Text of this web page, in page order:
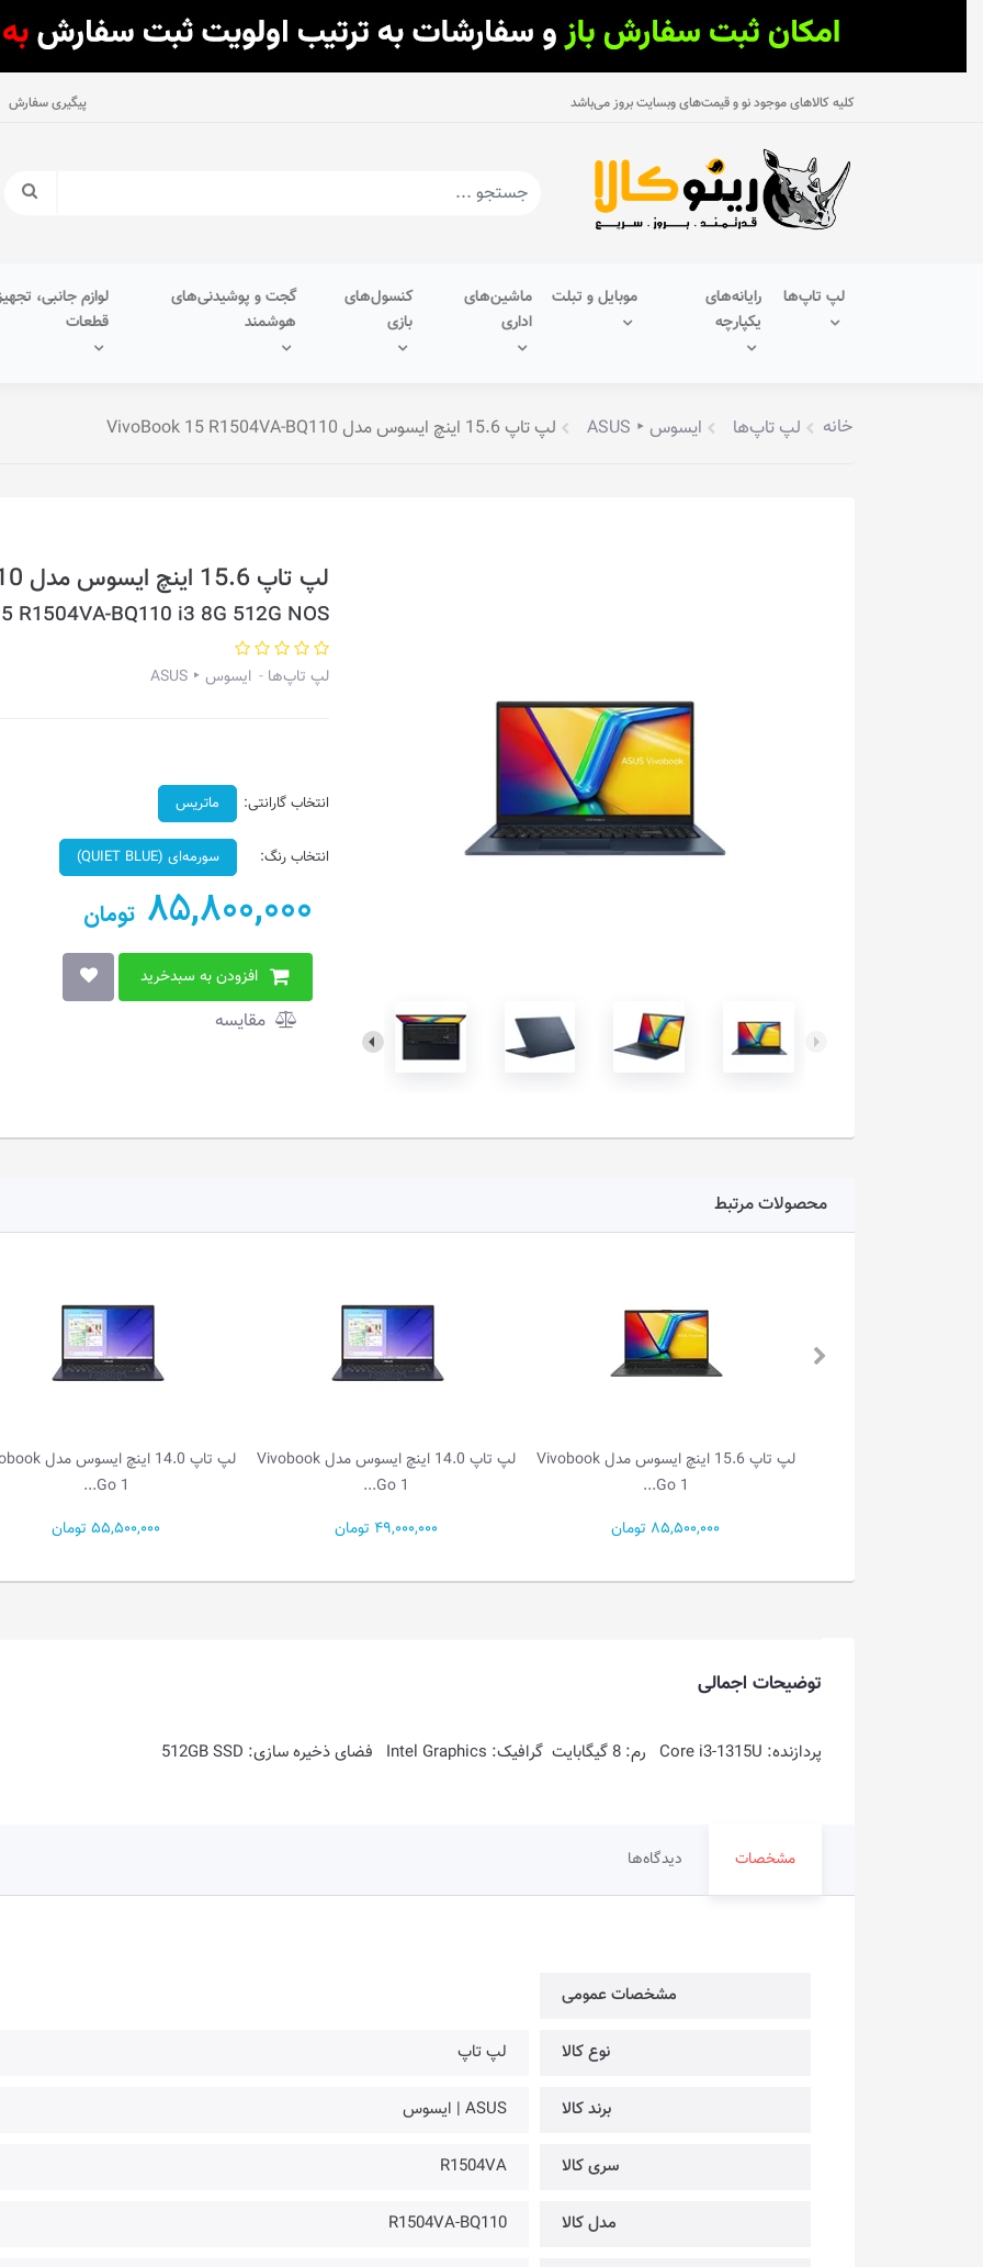
کلیه کالاهای موجود نو و قیمت‌های وبسایت بروز می‌باشد پیگیری سفارش
لپ تاپ‌ها
رایانه‌های
یکپارچه
موبایل و تبلت
ماشین‌های
اداری
کنسول‌های
بازی
گجت و پوشیدنی‌های
هوشمند
لوازم جانبی،
قطعات
خانه لپ تاپ‌ها ایسوس ‣ ASUS لپ تاپ 15.6 اینچ ایسوس مدل VivoBook 15 R1504VA-BQ110
لپ تاپ 15.6 اینچ ایسوس مدل VivoBook 15 R1504VA-BQ110
R1504VA-BQ110 i3 8G 512G NOS
لپ تاپ‌ها ایسوس ‣ ASUS
انتخاب گارانتی: ماتریس
انتخاب رنگ: سورمه‌ای (QUIET BLUE)
85,800,000 تومان
افزودن به سبدخرید
مقایسه
محصولات مرتبط
لپ تاپ 14.0 اینچ ایسوس مدل Vivobook
Go 1...
49,000,000 تومان
لپ تاپ 14.0 اینچ ایسوس مدل Vivobook
Go 1...
55,500,000 تومان
Ga...
281,400,000 تومان
توضیحات اجمالی
پردازنده: Core i3-1315U رم: 8 گیگابایت گرافیک: Intel Graphics فضای ذخیره سازی: 512GB SSD
مشخصات دیدگاه‌ها
مشخصات عمومی
نوع کالا لپ تاپ
برند کالا ASUS | ایسوس
سری کالا R1504VA
مدل کالا R1504VA-BQ110